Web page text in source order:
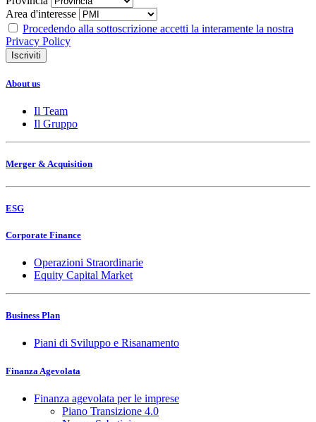
Area d'interesse
Procedendo alla sottoscrizione accetti la interamente la nostra
Privacy Policy
About us
Il Team
Il Gruppo
Merger & Acquisition
ESG
Corporate Finance
Operazioni Straordinarie
Equity Capital Market
Business Plan
Piani di Sviluppo e Risanamento
Finanza Agevolata
Finanza agevolata per le imprese
Piano Transizione 4.0